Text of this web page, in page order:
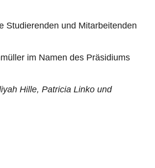
Studierenden und Mitarbeitenden
im Namen des Präsidiums
Hille, Patricia Linko und